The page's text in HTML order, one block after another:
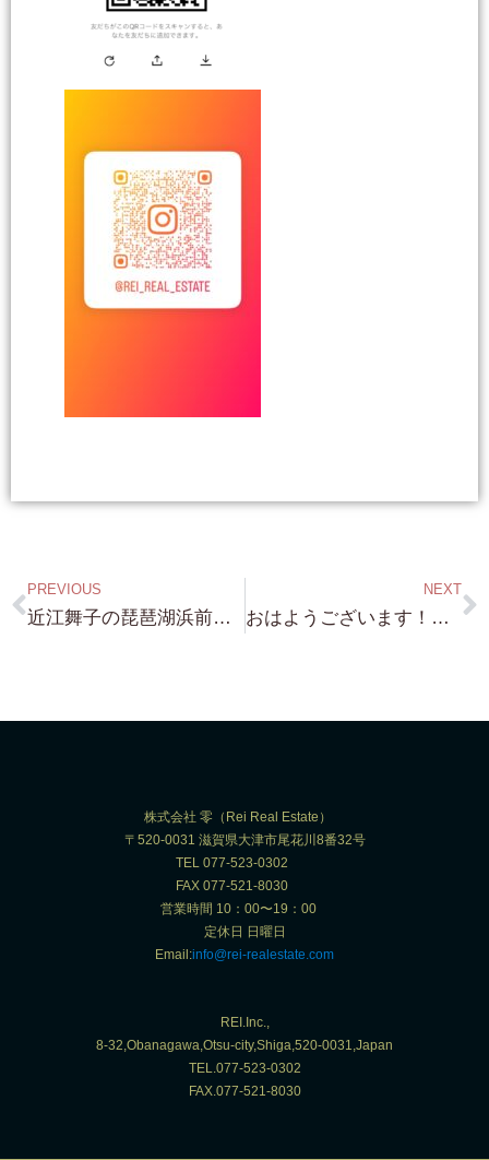
PREVIOUS
近江舞子の琵琶湖浜前土地！！！敷地約140坪・建物建築可能（建蔽率60% 容積率100%）・近江舞子水泳場の真ん前！・人気の近江舞子！・中々 売り物が出ない場所なので お探しの方は是非！ 完全非公開の水面下案件になります→南禅寺界隈の邸宅・琵琶湖浜付き物件の詳細や情報開示の方法に関しては、弊社の LINE Account を 登録後 LINE より問合せ下さい ！
NEXT
おはようございます！ 昨夜は モナコから・・南禅寺の邸宅購入のご相談頂きました。モナコから弊社のサイトをご覧頂いている事に 驚きでしたが・・→南禅寺界隈の邸宅・琵琶湖浜付き物件の詳細や情報開示の方法に関しては、弊社の LINE Account を 登録後 LINE より問合せ下さい ！
株式会社 零（Rei Real Estate）
〒520-0031 滋賀県大津市尾花川8番32号
TEL 077-523-0302
FAX 077-521-8030
営業時間 10：00〜19：00
定休日 日曜日
Email:info@rei-realestate.com
REI.Inc.,
8-32,Obanagawa,Otsu-city,Shiga,520-0031,Japan
TEL.077-523-0302
FAX.077-521-8030